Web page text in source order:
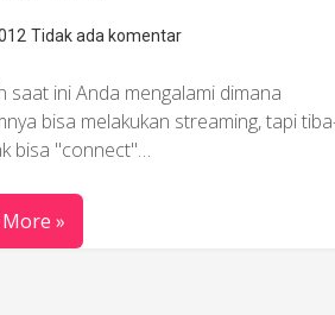
Tidak ada komentar
saat ini Anda mengalami dimana
bisa melakukan streaming, tapi
bisa "connect"…
More »